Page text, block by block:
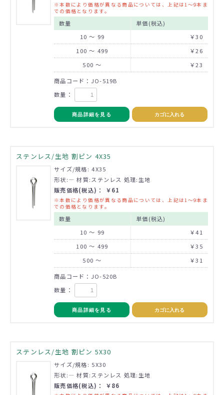
※本数により価格が異なる商品については、上記は1～9本ま
での価格となります。
数量
単価(税込)
10 ～ 99
￥30
100 ～ 499
￥26
500 ～
￥23
商品コード：JO-519B
数量：
商品詳細を見る カゴに入れる
ステンレス/生地 割ピン 4X35
サイズ/規格: 4X35
形状:― 材質:ステンレス 処理:生地
販売価格(税込)： ￥61
※本数により価格が異なる商品については、上記は1～9本ま
での価格となります。
数量
単価(税込)
10 ～ 99
￥41
100 ～ 499
￥35
500 ～
￥31
商品コード：JO-520B
数量：
商品詳細を見る カゴに入れる
ステンレス/生地 割ピン 5X30
サイズ/規格: 5X30
形状:― 材質:ステンレス 処理:生地
販売価格(税込)： ￥86